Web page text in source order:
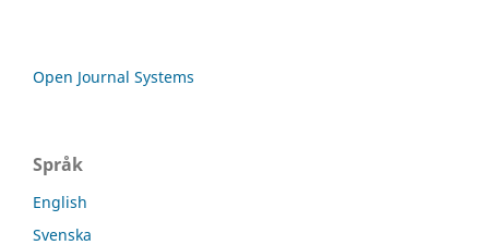
Open Journal Systems
Språk
English
Svenska